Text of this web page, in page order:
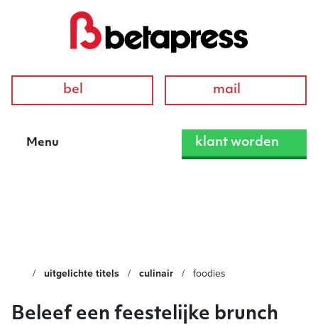
bel mail
Menu klant worden
uitgelichte titels culinair foodies
Beleef een feestelijke brunch